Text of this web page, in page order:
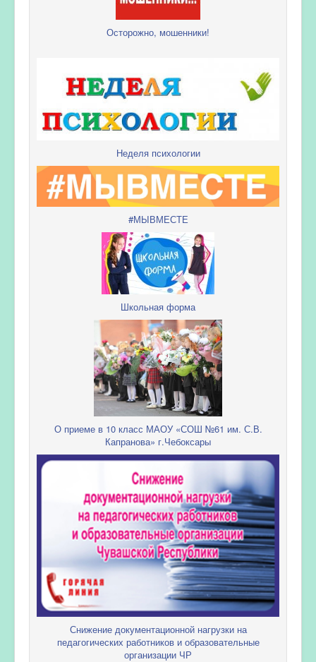
Осторожно, мошенники!
Неделя психологии
#МЫВМЕСТЕ
Школьная форма
О приеме в 10 класс МАОУ «СОШ №61 им. С.В.
Капранова» г.Чебоксары
Снижение документационной нагрузки на
педагогических работников и образовательные
организации ЧР